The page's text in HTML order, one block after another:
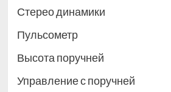
Стерео динамики
Пульсометр
Высота поручней
Управление с поручней